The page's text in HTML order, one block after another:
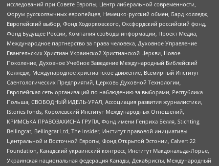
исследований при Совете Европы, Центр либеральной современности,
Форум русскоязычных европейцев, Немецко-русский обмен, Бард колледж,
Европейский выбор, Фонд Ходорковского, Оксфордский российский фонд,
Фонд Будущее России, Компания свободы информации, Проект Медиа,
Международное партнерство за права человека, Духовное Управление
Евангельских Христиан Украинской Христианской Церкви, Новое
Поколение, Духовное Учебное Заведение Международный Библейский
Колледж, Международное христианское движение, Всемирный Институт
Саентологических Предприятий, Церковь Духовной Технологии,
Европейская сеть организаций по наблюдению за выборами, Республика
Польша, СВОБОДНЫЙ ИДЕЛЬ-УРАЛ, Ассоциация развития журналистики,
IStories fonds, Королевский Институт Международных Отношений,
КРИМСЬКА ПРАВОЗАХИСНА ГРУПА, Фонд имени Генриха Бёлля, Stichting
Bellingcat, Bellingcat Ltd, The Insider, Институт правовой инициативы
Центральной и Восточной Европы, Фонд Открытой Эстонии, Calvert 22
Foundation, Канадский украинский конгресс, Институт Макдональда-Лорье,
Украинская национальная федерация Канады, Декабристы, Международный